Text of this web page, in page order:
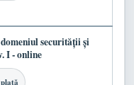
securității și
I - online